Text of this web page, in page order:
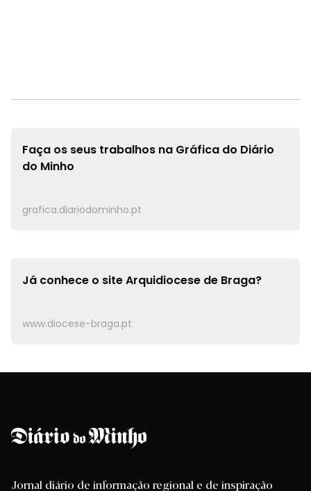
Faça os seus trabalhos na Gráfica do Diário
do Minho
grafica.diariodominho.pt
Já conhece o siteArquidiocese de Braga?
www.diocese-braga.pt
Jornal diário de informação regional e de inspiração